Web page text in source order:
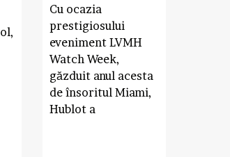
Cu ocazia
prestigiosului
eveniment LVMH
Watch Week,
găzduit anul acesta
de însoritul Miami,
Hublot a